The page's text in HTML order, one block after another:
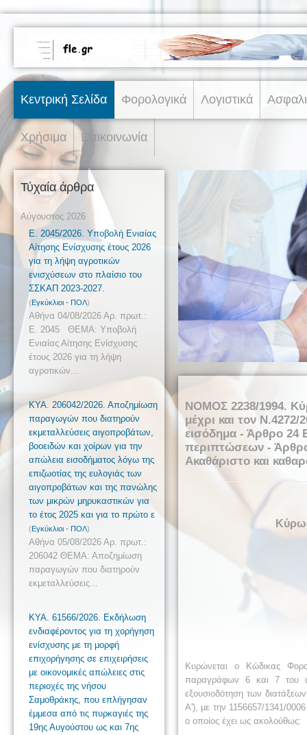
Κεντρική Σελίδα Φορολογικά Λογιστικά
Χρήσιμα Επικοινωνία
Τύχαία άρθρα
Αύγουστος 2026
Ε. 2045/2026. Υποβολή Ενιαίας
Αίτησης Ενίσχυσης έτους 2026
για τη λήψη αγροτικών
ενισχύσεων στο πλαίσιο του
ΣΣΚΑΠ 2023-2027.
(Εγκύκλιοι - ΠΟΛ)
Αθήνα 04/08/2026 Αρ. πρωτ.:
Ε. 2045 ΘΕΜΑ: Υποβολή
Ενιαίας Αίτησης Ενίσχυσης
έτους 2026 για τη λήψη
αγροτικών...
ΚΥΑ. 206042/2026. Αποζημίωση
παραγωγών που διατηρούν
εκμεταλλεύσεις αιγοπροβάτων,
βοοειδών και χοίρων για την
απώλεια εισοδήματος λόγω της
επιζωοτίας της ευλογιάς των
αιγοπροβάτων και της πανώλης
των μικρών μηρυκαστικών για
το έτος 2025 και για το πρώτο ε
(Εγκύκλιοι - ΠΟΛ)
Αθήνα 05/08/2026 Αρ. πρωτ.:
206042 ΘΕΜΑ: Αποζημίωση
παραγωγών που διατηρούν
εκμεταλλεύσεις...
ΚΥΑ. 61566/2026. Εκδήλωση
ενδιαφέροντος για τη χορήγηση
ενίσχυσης με τη μορφή
επιχορήγησης σε επιχειρήσεις
με οικονομικές απώλειες στις
περιοχές της νήσου
Σαμοθράκης, που επλήγησαν
έμμεσα από τις πυρκαγιές της
19ης Αυγούστου ως και 7ης
ΝΟΜΟΣ 2238/1994.
μέχρι και τον
εισόδημα - Άρθρο 24
περιπτώσεων -
Ακαθάριστο και
Κυρώνεται ο Κώδικας
παραγράφων 6 και 7 του
εξουσιοδότηση των
Α'), με την 1156657/1341/
ο οποίος έχει ως ακολούθως: